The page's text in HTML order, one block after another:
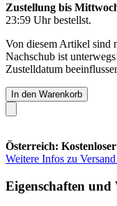
Zustellung bis
23:59 Uhrbestellst.
Von diesem Artikel sind
Nachschub ist
Zustelldatum
In den Warenkorb
Österreich:
Weitere Infos zu
Eigenschaften und